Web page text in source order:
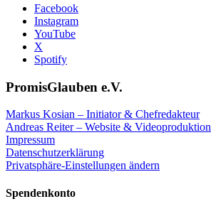
Facebook
Instagram
YouTube
X
Spotify
PromisGlauben e.V.
Markus Kosian – Initiator & Chefredakteur
Andreas Reiter – Website & Videoproduktion
Impressum
Datenschutzerklärung
Privatsphäre-Einstellungen ändern
Spendenkonto